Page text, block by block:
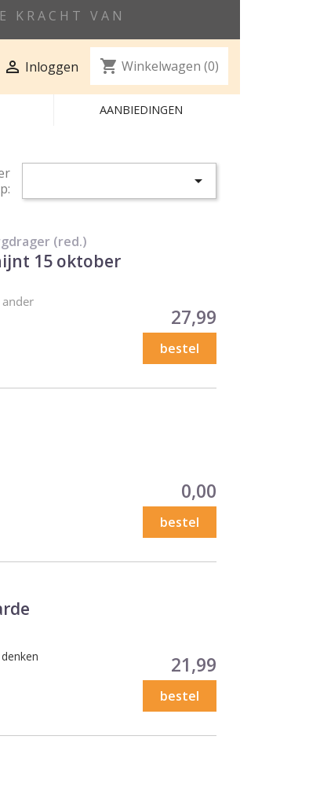
KRACHT VAN
 Inloggen shopping_cart Winkelwagen (0)
AANBIEDINGEN

(red.)
15 oktober
Prijs
27,99
bestel
Prijs
0,00
bestel
Prijs
21,99
bestel